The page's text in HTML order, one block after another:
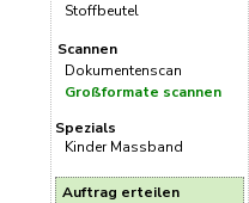
Stoffbeutel
Scannen
Dokumentenscan
Großformate scannen
Spezials
Kinder Massband
Auftrag erteilen